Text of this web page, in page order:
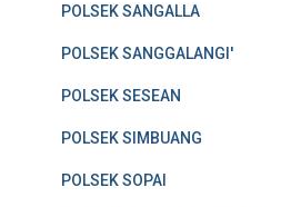
POLSEK SANGALLA
POLSEK SANGGALANGI'
POLSEK SESEAN
POLSEK SIMBUANG
POLSEK SOPAI